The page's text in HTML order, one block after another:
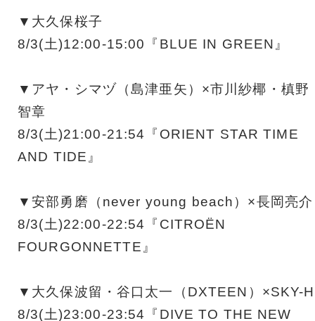
▼大久保桜子
8/3(土)12:00-15:00『BLUE IN GREEN』
▼アヤ・シマヅ（島津亜矢）×市川紗椰・槙野
智章
8/3(土)21:00-21:54『ORIENT STAR TIME
AND TIDE』
▼安部勇磨（never young beach）×長岡亮介
8/3(土)22:00-22:54『CITROËN
FOURGONNETTE』
▼大久保波留・谷口太一（DXTEEN）×SKY-
8/3(土)23:00-23:54『DIVE TO THE NEW